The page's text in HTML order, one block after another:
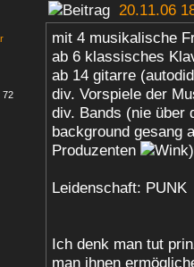
20.11.06
72
mit 4 musikalische
ab 6 klassisches
ab 14 gitarre
div. Vorspiele der
div. Bands (nie über
background gesang
Produzenten
Leidenschaft: PUNK
Ich denk man tut
man ihnen